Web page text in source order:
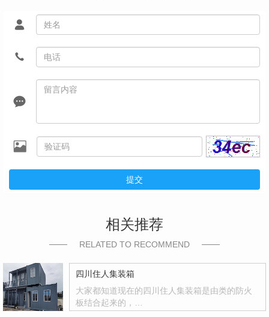
提交
相关推荐
RELATED TO RECOMMEND
四川住人集装箱
大家都知道现在的四川住人集装箱是由类的防火
板结合起来的，…